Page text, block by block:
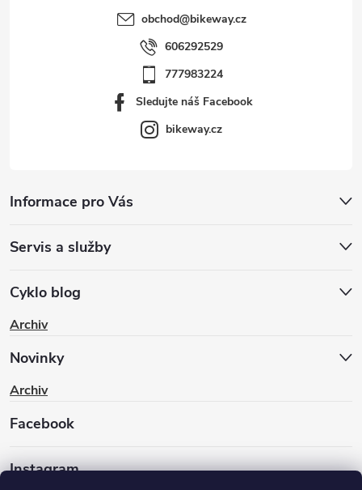
obchod@bikeway.cz
606292529
777983224
Sledujte náš Facebook
bikeway.cz
Informace pro Vás
Servis a služby
Cyklo blog
Archiv
Novinky
Archiv
Facebook
Instagram